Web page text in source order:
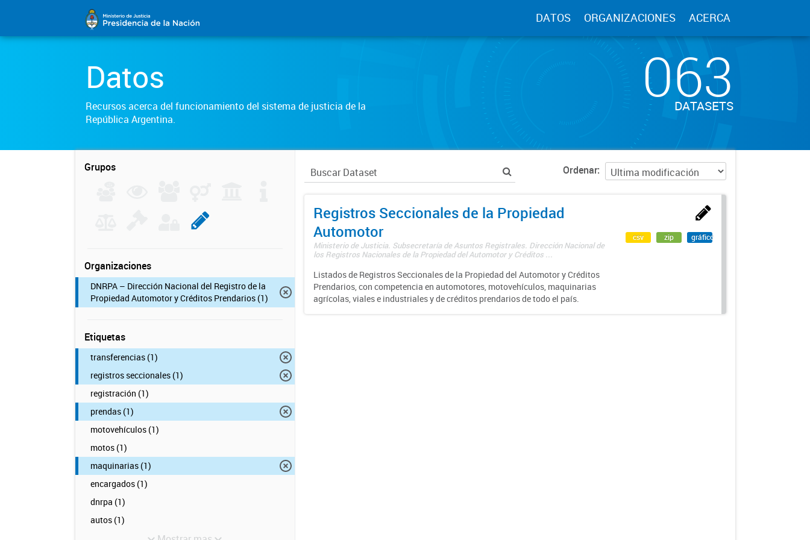
DATOS ORGANIZACIONES ACERCA
Datos
Recursos acerca del funcionamiento del sistema de justicia de la
República Argentina.
063
DATASETS
Grupos
Organizaciones
DNRPA – Dirección Nacional del Registro de la
Propiedad Automotor y Créditos Prendarios (1)
Etiquetas
transferencias (1)
registros seccionales (1)
registración (1)
prendas (1)
motovehículos (1)
motos (1)
maquinarias (1)
encargados (1)
dnrpa (1)
autos (1)
Ordenar
Registros Seccionales de la Propiedad
Automotor
Ministerio de Justicia. Subsecretaría de Asuntos Registrales. Dirección Nacional de
los Registros Nacionales de la Propiedad del Automotor y Créditos ...
Listados de Registros Seccionales de la Propiedad del Automotor y Créditos
Prendarios, con competencia en automotores, motovehículos, maquinarias
agrícolas, viales e industriales y de créditos prendarios de todo el país.
csv zip gráfico